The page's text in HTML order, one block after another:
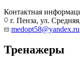
Контактная
г. Пенза, ул.
medopt58@yandex.ru
Тренажеры